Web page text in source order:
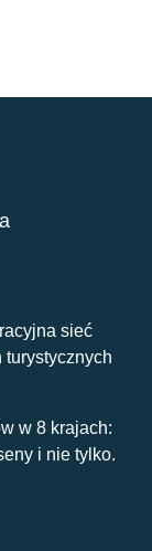
sieć
w 8 krajach:
i nie tylko.